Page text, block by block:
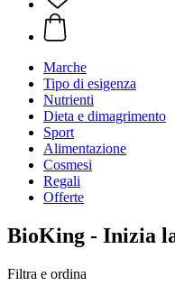
Marche
Tipo di esigenza
Nutrienti
Dieta e dimagrimento
Sport
Alimentazione
Cosmesi
Regali
Offerte
BioKing - Inizia
Filtra e ordina